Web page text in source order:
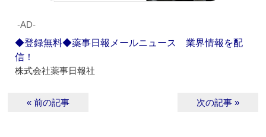
‐AD‐
◆登録無料◆薬事日報メールニュース 業界情報を配
信！
株式会社薬事日報社
« 前の記事 次の記事 »